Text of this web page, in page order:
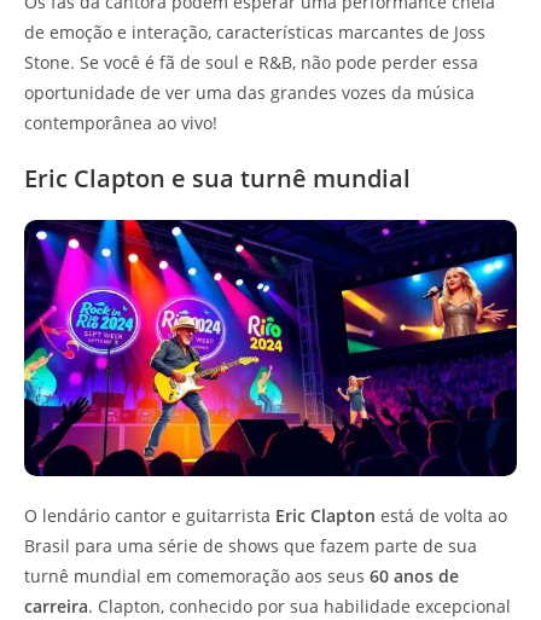
de emoção e interação, características marcantes de Joss
Stone. Se você é fã de soul e R&B, não pode perder essa
oportunidade de ver uma das grandes vozes da música
contemporânea ao vivo!
Eric Clapton e sua turnê mundial
O lendário cantor e guitarrista Eric Clapton está de volta ao
Brasil para uma série de shows que fazem parte de sua
turnê mundial em comemoração aos seus 60 anos de
carreira. Clapton, conhecido por sua habilidade excepcional